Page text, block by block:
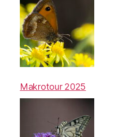
Makrotour 2025